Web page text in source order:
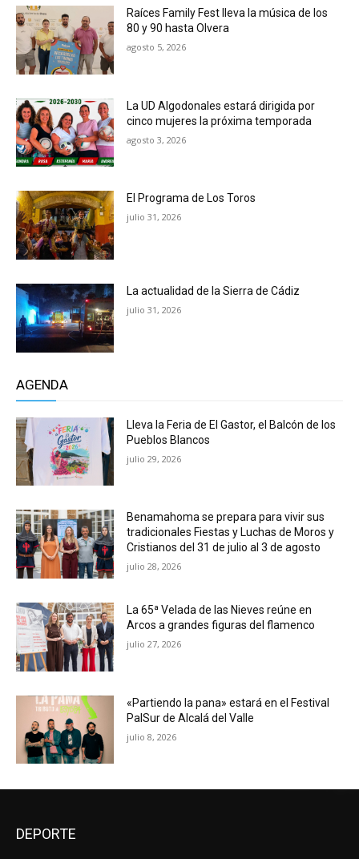
Raíces Family Fest lleva la música de los
80 y 90 hasta Olvera
agosto 5, 2026
La UD Algodonales estará dirigida por
cinco mujeres la próxima temporada
agosto 3, 2026
El Programa de Los Toros
julio 31, 2026
La actualidad de la Sierra de Cádiz
julio 31, 2026
AGENDA
Lleva la Feria de El Gastor, el Balcón de los
Pueblos Blancos
julio 29, 2026
Benamahoma se prepara para vivir sus
tradicionales Fiestas y Luchas de Moros y
Cristianos del 31 de julio al 3 de agosto
julio 28, 2026
La 65ª Velada de las Nieves reúne en
Arcos a grandes figuras del flamenco
julio 27, 2026
«Partiendo la pana» estará en el Festival
PalSur de Alcalá del Valle
julio 8, 2026
DEPORTE